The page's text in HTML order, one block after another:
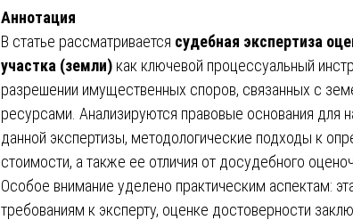
Аннотация
В статье рассматривается судебная экспертиза
участка (земли) как ключевой процессуальный
разрешении имущественных споров, связанных с
ресурсами. Анализируются правовые основания для
данной экспертизы, методологические подходы к
стоимости, а также ее отличия от досудебного
Особое внимание уделено практическим аспектам:
требованиям к эксперту, оценке достоверности